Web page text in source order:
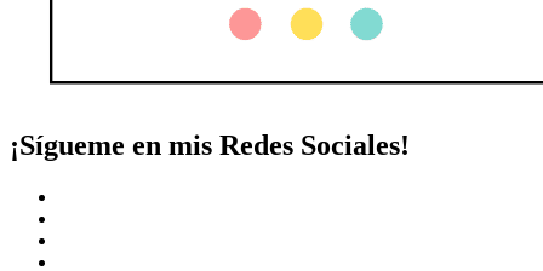
¡Sígueme en mis Redes Sociales!